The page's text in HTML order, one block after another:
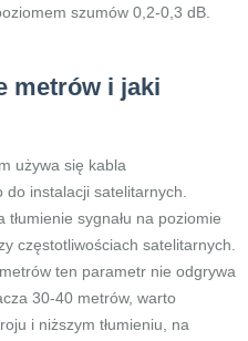
szumów 0,2-0,3 dB.
metrów i jaki
używa się kabla
instalacji satelitarnych.
sygnału na poziomie
częstotliwościach satelitarnych.
ten parametr nie odgrywa
30-40 metrów, warto
i niższym tłumieniu, na